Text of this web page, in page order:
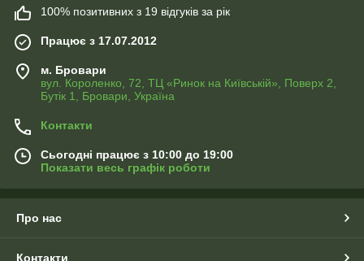
100% позитивних з 19 відгуків за рік
Працює з 17.07.2012
м. Бровари
вул. Короленко, 72, ТЦ «Ринок на Київській», Поверх 2,
Бутік 1, Бровари, Україна
Контакти
Сьогодні працює з 10:00 до 19:00
Показати весь графік роботи
Про нас
Контакти